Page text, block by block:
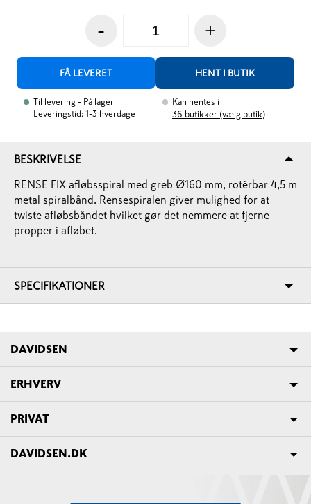
- +
FÅ LEVERET HENT I BUTIK
Til levering - På lager
Leveringstid: 1-3 hverdage
Kan hentes i
36 butikker (vælg butik)
BESKRIVELSE
RENSE FIX afløbsspiral med greb Ø160 mm, rotérbar 4,5 m
metal spiralbånd. Rensespiralen giver mulighed for at
twiste afløbsbåndet hvilket gør det nemmere at fjerne
propper i afløbet.
SPECIFIKATIONER
DAVIDSEN
ERHVERV
PRIVAT
DAVIDSEN.DK